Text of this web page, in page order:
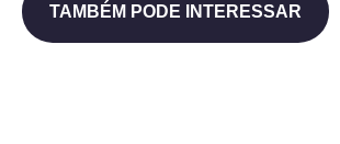
TAMBÉM PODE INTERESSAR